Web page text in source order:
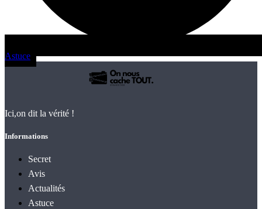
Astuce
Ici,on dit la vérité !
Informations
Secret
Avis
Actualités
Astuce